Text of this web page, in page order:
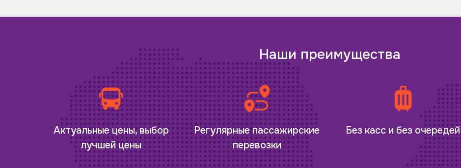
Наши преимущества
Актуальные цены, выбор
лучшей цены
Регулярные пассажирские
перевозки
Без касс и без очередей